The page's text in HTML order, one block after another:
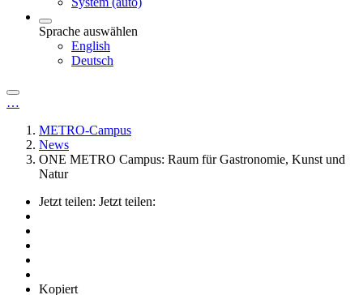
Sprache auswählen
English
Deutsch
…
METRO-Campus
News
ONE METRO Campus: Raum für Gastronomie, Kunst und
Natur
Jetzt teilen: Jetzt teilen:
Kopiert